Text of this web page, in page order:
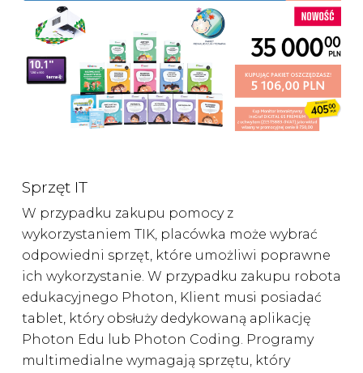
Sprzęt IT
W przypadku zakupu pomocy z
wykorzystaniem TIK, placówka może wybrać
odpowiedni sprzęt, które umożliwi poprawne
ich wykorzystanie. W przypadku zakupu robota
edukacyjnego Photon, Klient musi posiadać
tablet, który obsłuży dedykowaną aplikację
Photon Edu lub Photon Coding. Programy
multimedialne wymagają sprzętu, który